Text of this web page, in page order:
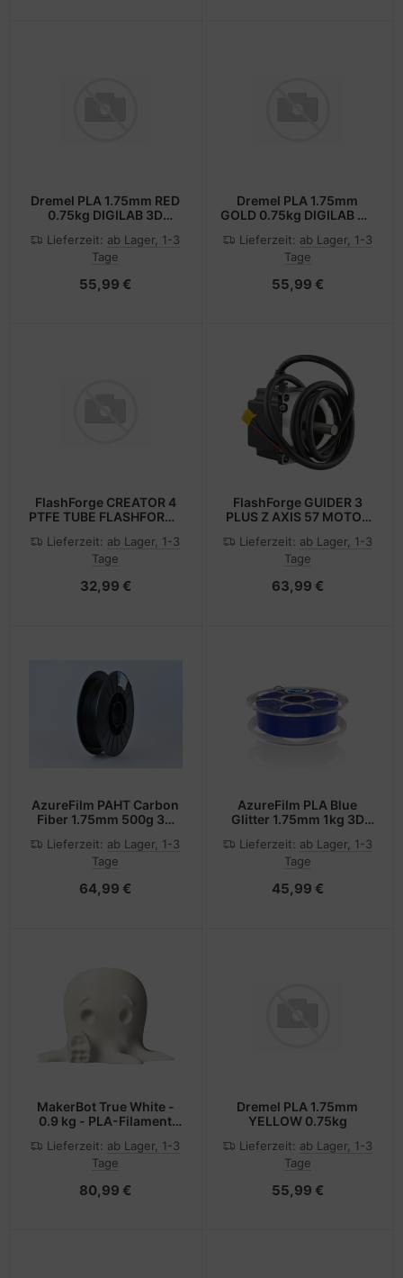
Dremel PLA 1.75mm RED
0.75kg DIGILAB 3D
Lieferzeit: ab Lager, 1-3
Tage
55,99 €
Dremel PLA 1.75mm
GOLD 0.75kg DIGILAB 3D
Lieferzeit: ab Lager, 1-3
Tage
55,99 €
FlashForge CREATOR 4
PTFE TUBE FLASHFORGE
Lieferzeit: ab Lager, 1-3
Tage
32,99 €
FlashForge GUIDER 3
PLUS Z AXIS 57 MOTOR
ZUBEHOER
Lieferzeit: ab Lager, 1-3
Tage
63,99 €
AzureFilm PAHT Carbon
Fiber 1.75mm 500g 3D
Lieferzeit: ab Lager, 1-3
Tage
64,99 €
AzureFilm PLA Blue
Glitter 1.75mm 1kg 3D
Lieferzeit: ab Lager, 1-3
Tage
45,99 €
MakerBot True White -
0.9 kg - PLA-Filament
Lieferzeit: ab Lager, 1-3
Tage
80,99 €
Dremel PLA 1.75mm
YELLOW 0.75kg
Lieferzeit: ab Lager, 1-3
Tage
55,99 €